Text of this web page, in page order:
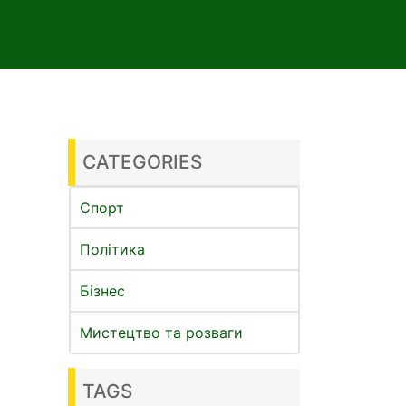
CATEGORIES
Спорт
Політика
Бізнес
Мистецтво та розваги
TAGS